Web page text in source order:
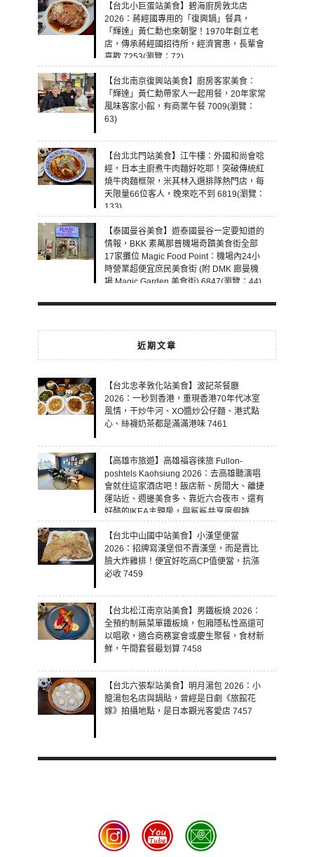
【台北小巨蛋站美食】碧海廚房敦北店
2026：蔣經國專用的「復興鍋」餐具，
「輝達」黃仁勳也來朝聖！1970年創立老
店，傳承蔣經國招待所，經濟實惠，長輩會
喜歡 7253(瀏覽：72)
【台北南京復興站美食】廚房客家美食：
「輝達」黃仁勳帶家人一起用餐，20年家常
風味客家小館，有商業午餐 7009(瀏覽：
63)
【台北北門站美食】江牛樓：外國和尚會唸
經，日本主廚煮牛肉麵好吃耶！突破傳統紅
燒牛肉麵框架，米其林入選排隊熱門店，每
天限量66位客人，晚來吃不到 6819(瀏覽：
133)
【泰國曼谷美食】遊泰國曼谷一定要知道的
情報，BKK 素萬那普機場奇蹟美食街全部
17家攤位 Magic Food Point：機場內24小
時營業超便宜庶民美食街 (附 DMK 廊曼機
場 Magic Garden 美食街) 6847(瀏覽：44)
近期文章
【台北忠孝敦化站美食】波記茶餐廳
2026：一秒到香港，重現香港70年代冰室
風情，干炒牛河、XO醬炒公仔麵、港式點
心、絲襪奶茶都是滿滿港味 7461
【高雄市旅遊】高雄福容徠旅 Fullon-
poshtels Kaohsiung 2026：去高雄聽演唱
會就住這家酒店吧！飯店新、房間大、離捷
運站近、週邊美食多、靠近六合夜市、還有
好酷的IKEA主題房，與鯊鯊共享度假時
光！ 7460
【台北中山國中站美食】小漢堡便當
2026：招牌寫漢堡但不賣漢堡，而是賣比
臉大炸雞排！便宜好吃高CP值便當，抗漲
必收 7459
【台北松江南京站美食】男鐵板燒 2026：
全預約制無菜單鐵板燒，包廂隱私性高還可
以唱歌，適合商務宴會或慶生聚餐，食材新
鮮，午間套餐最划算 7458
【台北六張犁站美食】明月湯包 2026：小
籠湯包名店與鍋貼，曾經是日劇《旅館花
嫁》拍攝地點，是日本觀光客愛店 7457